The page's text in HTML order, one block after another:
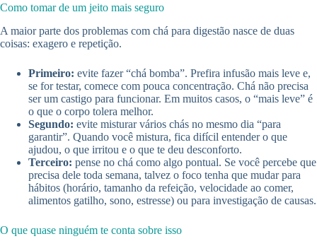
Como tomar de um jeito mais seguro
A maior parte dos problemas com chá para digestão nasce de duas
coisas: exagero e repetição.
Primeiro: evite fazer “chá bomba”. Prefira infusão mais leve e,
se for testar, comece com pouca concentração. Chá não precisa
ser um castigo para funcionar. Em muitos casos, o “mais leve” é
o que o corpo tolera melhor.
Segundo: evite misturar vários chás no mesmo dia “para
garantir”. Quando você mistura, fica difícil entender o que
ajudou, o que irritou e o que te deu desconforto.
Terceiro: pense no chá como algo pontual. Se você percebe que
precisa dele toda semana, talvez o foco tenha que mudar para
hábitos (horário, tamanho da refeição, velocidade ao comer,
alimentos gatilho, sono, estresse) ou para investigação de causas.
O que quase ninguém te conta sobre isso